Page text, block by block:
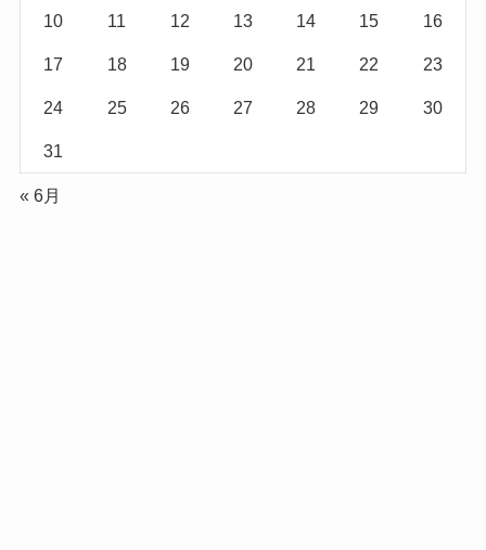
10 11 12 13 14 15 16
17 18 19 20 21 22 23
24 25 26 27 28 29 30
31
« 6月